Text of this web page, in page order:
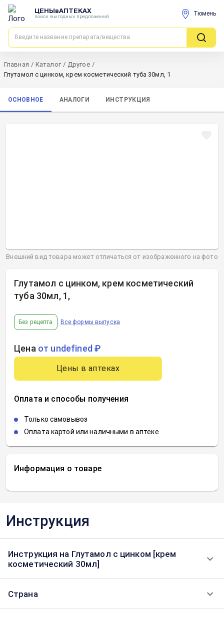
ЦЕНЫвАПТЕКАХ
поиск выгодных предложений Тюмень
Главная / Каталог / Другое /
Глутамол с цинком, крем косметический туба 30мл, 1
ОСНОВНОЕ АНАЛОГИ ИНСТРУКЦИЯ
Информация о товаре
Глутамол с цинком, крем косметический
туба 30мл, 1 ,
Без рецепта Все формы выпуска
Цена от undefined ₽
Цены в аптеках
Оплата и способы получения
Только самовывоз
Оплата картой или наличными в аптеке
Внешний вид товара может отличаться от изображенного на фото
Инструкция
Инструкция на Глутамол с цинком [крем
косметический 30мл]
Страна